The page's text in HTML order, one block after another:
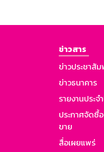
ข่าวสาร
ข่าวประชาสั
ข่าวธนาคาร
รายงานประจ
ประกาศจัดซื้
ขาย
สื่อเผยแพร่